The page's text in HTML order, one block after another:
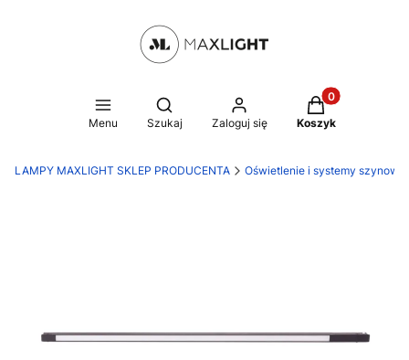
Menu
Otwórz wyszukiwarkę
Szukaj Zaloguj się
Produkty w
Koszyk
LAMPY MAXLIGHT SKLEP PRODUCENTA Oświetlenie i systemy szynowe